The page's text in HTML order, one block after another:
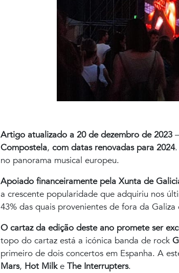
Artigo atualizado a 20 de dezembro de 2023
Compostela, com datas renovadas para 2024
no panorama musical europeu.
Apoiado financeiramente pela Xunta de
a crescente popularidade que adquiriu nos
43% das quais provenientes de fora da
O cartaz da edição deste ano promete ser
topo do cartaz está a icónica banda de rock
primeiro de dois concertos em Espanha. A
Mars, Hot Milke The Interrupters.